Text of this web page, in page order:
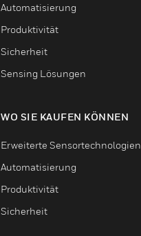
Automatisierung
Produktivität
Sicherheit
Sensing Lösungen
WO SIE KAUFEN KÖNNEN
Erweiterte Sensortechnologien
Automatisierung
Produktivität
Sicherheit